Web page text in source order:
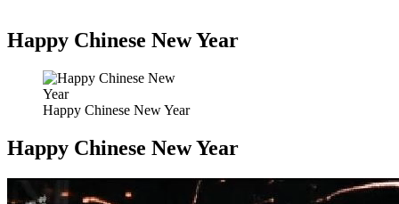
Happy Chinese New Year
Happy Chinese New Year
Happy Chinese New Year